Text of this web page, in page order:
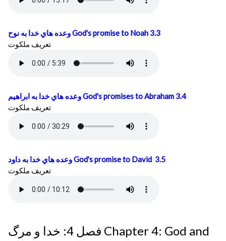
God's promise to Noah 3.3
تعريف ملكوت
وعده هاي خدا به ابراهيمGod's promises to Abraham 3.4
تعريف ملكوت
وعده هاي خدا به داودGod's promise to David 3.5
تعريف ملكوت
فصل 4: خدا و مرگ Chapter 4: God and